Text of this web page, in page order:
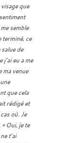
que
semble
terminé, ce
de
j’ai eu a me
ma venue
que cela
rédigé et
où. Je
Oui, je te
t’ai